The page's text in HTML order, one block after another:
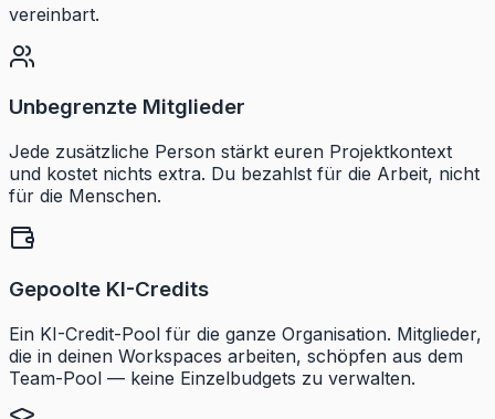
vereinbart.
Unbegrenzte Mitglieder
Jede zusätzliche Person stärkt euren Projektkontext
und kostet nichts extra. Du bezahlst für die Arbeit, nicht
für die Menschen.
Gepoolte KI-Credits
Ein KI-Credit-Pool für die ganze Organisation. Mitglieder,
die in deinen Workspaces arbeiten, schöpfen aus dem
Team-Pool — keine Einzelbudgets zu verwalten.